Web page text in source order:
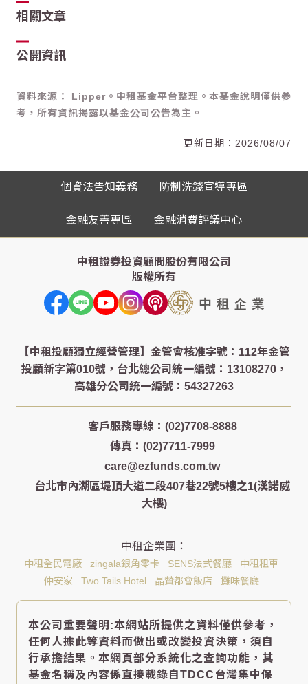
相關文章
公開資訊
資料來源： Lipper。中租基金平台整理。本基金說明僅供參
考，所有資訊揭露以基金公司公告為主。
2026/08/07
個資法告知義務 防制洗錢宣導專區
金融友善專區 金融消費評議中心
中租證券投資顧問股份有限公司
版權所有
客戶服務專線：(02)7708-8888
傳真：(02)7711-7999
care@ezfunds.com.tw
台北市內湖區堤頂大道二段407巷22號5樓之1(漢諾威
大樓)
中租全民電廠 zingala銀角零卡 SENS法式餐廳
中租租車
仲安家
Two Tails Hotel 晶贊都會飯店 攤味餐廳
本公司重要聲明:本網站所提供之資料僅供參考，
任何人據此等資料而做出或改變投資決策，須自
行承擔結果。本網頁部分系統化之查詢功能，其
基金名稱及內容係直接載錄自TDCC台灣集中保